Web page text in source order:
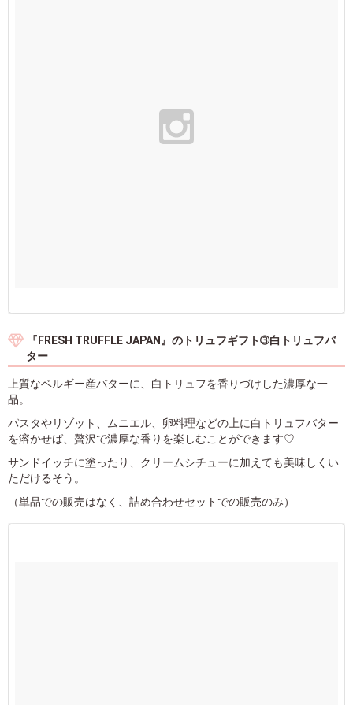
『FRESH TRUFFLE JAPAN』のトリュフギフト➂白トリュフバ
ター
上質なベルギー産バターに、白トリュフを香りづけした濃厚な一
品。
パスタやリゾット、ムニエル、卵料理などの上に白トリュフバター
を溶かせば、贅沢で濃厚な香りを楽しむことができます♡
サンドイッチに塗ったり、クリームシチューに加えても美味しくい
ただけるそう。
（単品での販売はなく、詰め合わせセットでの販売のみ）